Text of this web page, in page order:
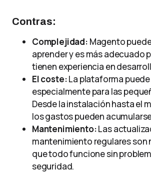
Contras:
Complejidad: Magento
aprender y es más adecuado
tienen experiencia en
El coste:La plataforma
especialmente para las
Desde la instalación hasta el
los gastos pueden
Mantenimiento:Las
mantenimiento regulares son
que todo funcione sin
seguridad.